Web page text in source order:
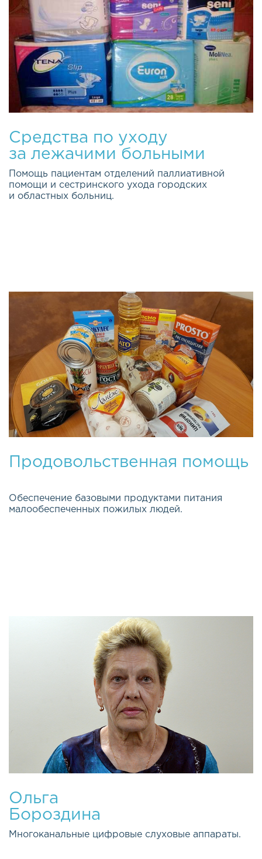
Средства по уходу
за лежачими больными
Помощь пациентам отделений паллиативной
помощи и сестринского ухода городских
и областных больниц.
Продовольственная помощь
Обеспечение базовыми продуктами питания
малообеспеченных пожилых людей.
Ольга
Бороздина
Многоканальные цифровые слуховые аппараты.